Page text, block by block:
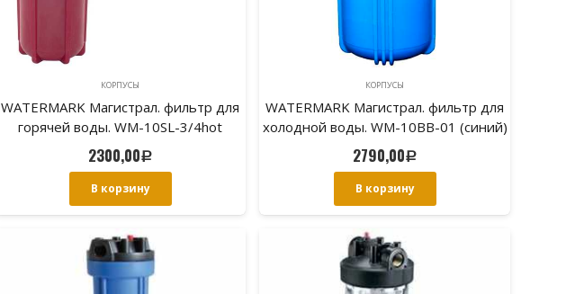
КОРПУСЫ
WATERMARK Магистрал. фильтр для
горячей воды. WM-10SL-3/4hot
2300,00Р
В корзину
КОРПУСЫ
WATERMARK Магистрал. фильтр для
холодной воды. WM-10BB-01 (синий)
2790,00Р
В корзину